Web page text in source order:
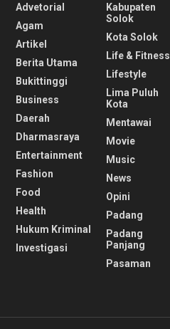
Advetorial
Agam
Artikel
Berita Utama
Bukittinggi
Business
Daerah
Dharmasraya
Entertainment
Fashion
Food
Health
Hukum Kriminal
Investigasi
Kabupaten
Solok
Kota Solok
Life & Fitness
Lifestyle
Lima Puluh
Kota
Mentawai
Movie
Music
News
Opini
Padang
Padang
Panjang
Pasaman